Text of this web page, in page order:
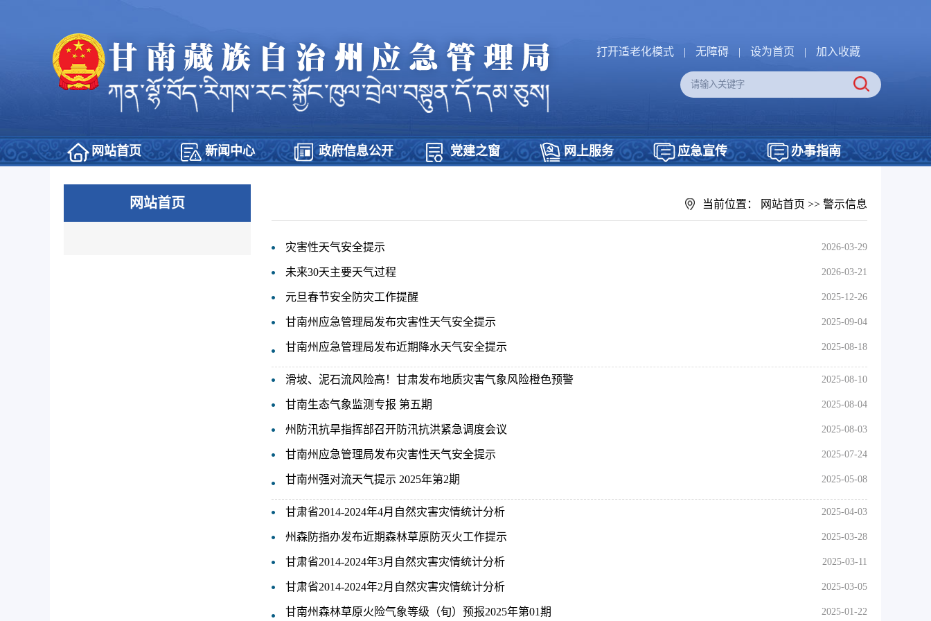
打开适老化模式 | 无障碍 | 设为首页 | 加入收藏
网站首页 新闻中心 政府信息公开 党建之窗 网上服务 应急宣传 办事指南
网站首页 当前位置： 网站首页 >> 警示信息
灾害性天气安全提示 2026-03-29
未来30天主要天气过程 2026-03-21
元旦春节安全防灾工作提醒 2025-12-26
甘南州应急管理局发布灾害性天气安全提示 2025-09-04
甘南州应急管理局发布近期降水天气安全提示 2025-08-18
滑坡、泥石流风险高！甘肃发布地质灾害气象风险橙色预警 2025-08-10
甘南生态气象监测专报 第五期 2025-08-04
州防汛抗旱指挥部召开防汛抗洪紧急调度会议 2025-08-03
甘南州应急管理局发布灾害性天气安全提示 2025-07-24
甘南州强对流天气提示 2025年第2期 2025-05-08
甘肃省2014-2024年4月自然灾害灾情统计分析 2025-04-03
州森防指办发布近期森林草原防灭火工作提示 2025-03-28
甘肃省2014-2024年3月自然灾害灾情统计分析 2025-03-11
甘肃省2014-2024年2月自然灾害灾情统计分析 2025-03-05
甘南州森林草原火险气象等级（旬）预报2025年第01期 2025-01-22